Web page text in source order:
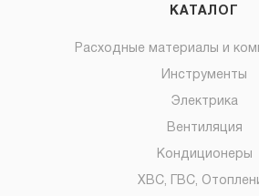
КАТАЛОГ
Расходные материалы и
Инструменты
Электрика
Вентиляция
Кондиционеры
ХВС, ГВС,